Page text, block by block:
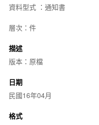
資料型式 ：通知書
層次：件
描述
版本：原檔
日期
民國16年04月
格式